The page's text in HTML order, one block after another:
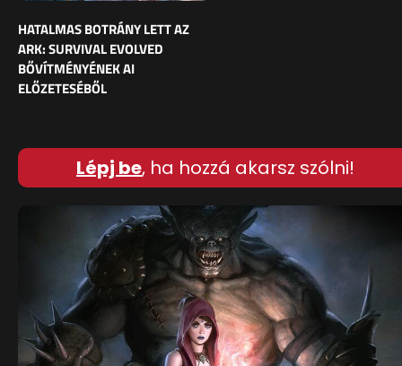
HATALMAS BOTRÁNY LETT AZ
ARK: SURVIVAL EVOLVED
BŐVÍTMÉNYÉNEK AI
ELŐZETESÉBŐL
Lépj be, ha hozzá akarsz szólni!